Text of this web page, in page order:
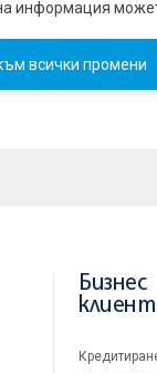
информация
всички промени
Бизнес